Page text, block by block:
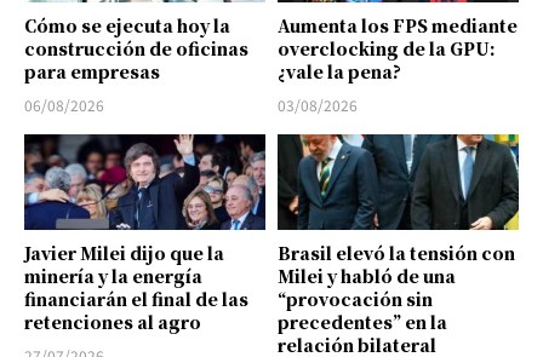
Cómo se ejecuta hoy la
construcción de oficinas
para empresas
06/08/2026
Aumenta los FPS mediante
overclocking de la GPU:
¿vale la pena?
03/08/2026
Javier Milei dijo que la
minería y la energía
financiarán el final de las
retenciones al agro
Brasil elevó la tensión con
Milei y habló de una
“provocación sin
precedentes” en la
relación bilateral